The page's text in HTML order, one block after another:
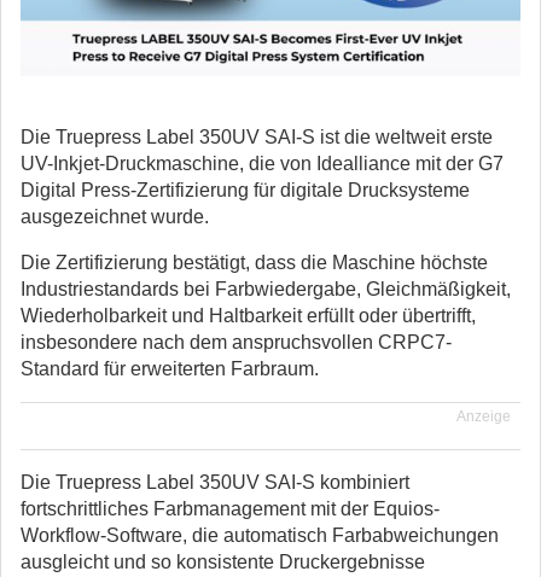
Die Truepress Label 350UV SAI-S ist die weltweit erste
UV-Inkjet-Druckmaschine, die von Idealliance mit der G7
Digital Press-Zertifizierung für digitale Drucksysteme
ausgezeichnet wurde.
Die Zertifizierung bestätigt, dass die Maschine höchste
Industriestandards bei Farbwiedergabe, Gleichmäßigkeit,
Wiederholbarkeit und Haltbarkeit erfüllt oder übertrifft,
insbesondere nach dem anspruchsvollen CRPC7-
Standard für erweiterten Farbraum.
Anzeige
Die Truepress Label 350UV SAI-S kombiniert
fortschrittliches Farbmanagement mit der Equios-
Workflow-Software, die automatisch Farbabweichungen
ausgleicht und so konsistente Druckergebnisse